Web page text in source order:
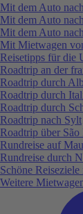
Mit dem Auto
Mit dem Auto
Mit dem Auto
Mit Mietwagen
Reisetipps für die
Roadtrip an der
Roadtrip durch
Roadtrip durch
Roadtrip durch
Roadtrip nach Sylt
Roadtrip über
Rundreise auf
Rundreise durch
Schöne
Weitere